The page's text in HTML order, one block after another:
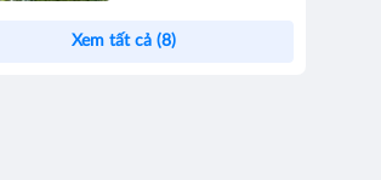
Xem tất cả (8)